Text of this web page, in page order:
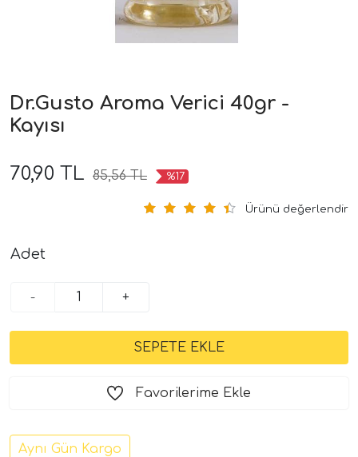
Dr.Gusto Aroma Verici 40gr -
Kayısı
70,90 TL 85,56 TL %17
Ürünü değerlendir
Adet
- +
Favorilerime Ekle
Aynı Gün Kargo